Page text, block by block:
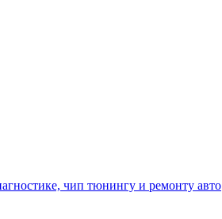
чип тюнингу и ремонту авто